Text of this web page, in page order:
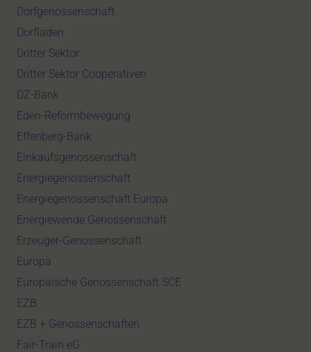
Dorfgenossenschaft
Dorfladen
Dritter Sektor
Dritter Sektor Cooperativen
DZ-Bank
Eden-Reformbewegung
Effenberg-Bank
Einkaufsgenossenschaft
Energiegenossenschaft
Energiegenossenschaft Europa
Energiewende Genossenschaft
Erzeuger-Genossenschaft
Europa
Europäische Genossenschaft SCE
EZB
EZB + Genossenschaften
Fair-Train eG